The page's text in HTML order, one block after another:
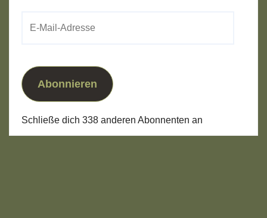
Abonnieren
Schließe dich 338 anderen Abonnenten an